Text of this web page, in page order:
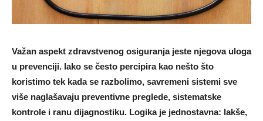
Važan aspekt zdravstvenog osiguranja jeste njegova uloga
u prevenciji. Iako se često percipira kao nešto što
koristimo tek kada se razbolimo, savremeni sistemi sve
više naglašavaju preventivne preglede, sistematske
kontrole i ranu dijagnostiku. Logika je jednostavna: lakše,